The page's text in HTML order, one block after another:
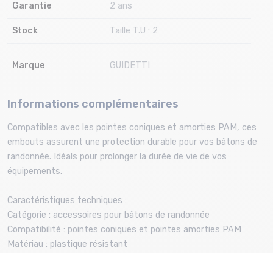
Garantie 2 ans
Stock Taille T.U : 2
Marque GUIDETTI
Informations complémentaires
Compatibles avec les pointes coniques et amorties PAM, ces
embouts assurent une protection durable pour vos bâtons de
randonnée. Idéals pour prolonger la durée de vie de vos
équipements.​
Caractéristiques techniques :
Catégorie : accessoires pour bâtons de randonnée
Compatibilité : pointes coniques et pointes amorties PAM
Matériau : plastique résistant